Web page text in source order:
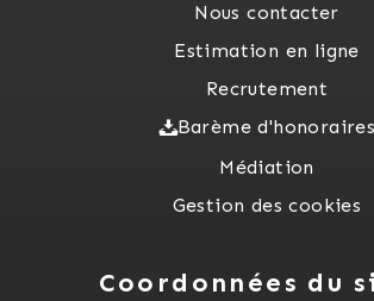
Nous contacter
Estimation en ligne
Recrutement
Barème d'honoraires
Médiation
Gestion des cookies
Coordonnées du